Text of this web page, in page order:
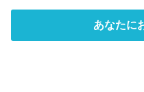
あなたに